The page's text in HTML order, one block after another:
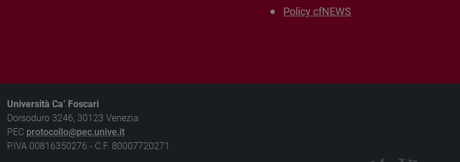
Policy cfNEWS
Università Ca’ Foscari
Dorsoduro 3246, 30123 Venezia
PEC protocollo@pec.unive.it
P.IVA 00816350276 - C.F. 80007720271